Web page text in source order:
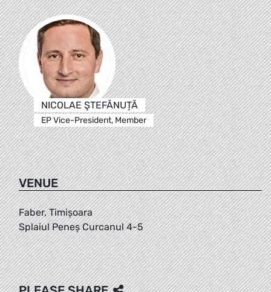
NICOLAE ŞTEFĂNUȚĂ
EP Vice-President, Member
VENUE
Faber, Timișoara
Splaiul Peneș Curcanul 4-5